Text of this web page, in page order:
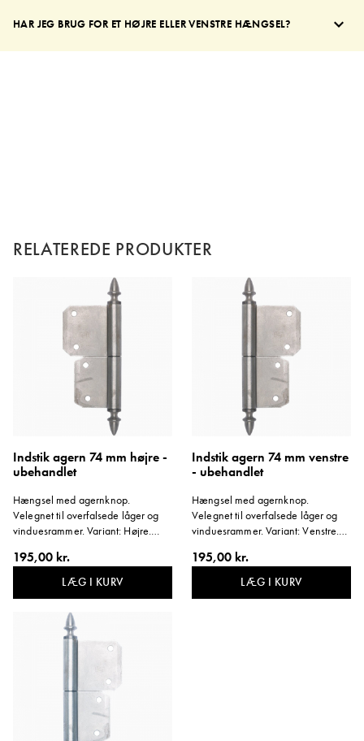
HAR JEG BRUG FOR ET HØJRE ELLER VENSTRE HÆNGSEL?
RELATEREDE PRODUKTER
Indstik agern 74 mm højre -
ubehandlet
Hængsel med agernknop.
Velegnet til overfalsede låger og
vinduesrammer. Variant: Højre.
195,00 kr.
LÆG I KURV
Indstik agern 74 mm venstre
- ubehandlet
Hængsel med agernknop.
Velegnet til overfalsede låger og
vinduesrammer. Variant: Venstre.
195,00 kr.
LÆG I KURV